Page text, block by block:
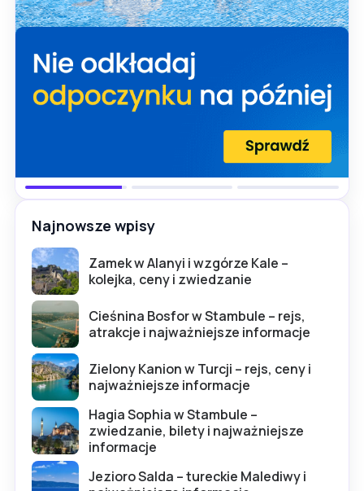
Najnowsze wpisy
Zamek w Alanyi i wzgórze Kale –
kolejka, ceny i zwiedzanie
Cieśnina Bosfor w Stambule – rejs,
atrakcje i najważniejsze informacje
Zielony Kanion w Turcji – rejs, ceny i
najważniejsze informacje
Hagia Sophia w Stambule –
zwiedzanie, bilety i najważniejsze
informacje
Jezioro Salda – tureckie Malediwy i